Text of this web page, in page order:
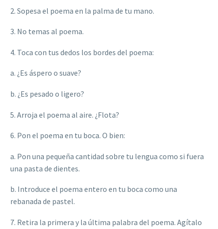
2. Sopesa el poema en la palma de tu mano.
3. No temas al poema.
4. Toca con tus dedos los bordes del poema:
a. ¿Es áspero o suave?
b. ¿Es pesado o ligero?
5. Arroja el poema al aire. ¿Flota?
6. Pon el poema en tu boca. O bien:
a. Pon una pequeña cantidad sobre tu lengua como si fuera
una pasta de dientes.
b. Introduce el poema entero en tu boca como una
rebanada de pastel.
7. Retira la primera y la última palabra del poema. Agítalo